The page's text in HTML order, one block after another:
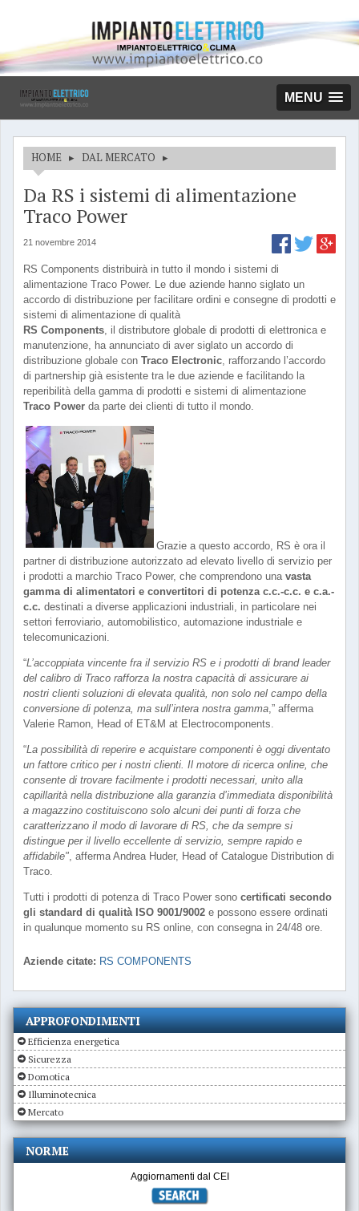
MENU
HOME ▸ DAL MERCATO ▸
Da RS i sistemi di alimentazione
Traco Power
21 novembre 2014
RS Components distribuirà in tutto il mondo i sistemi di
alimentazione Traco Power. Le due aziende hanno siglato un
accordo di distribuzione per facilitare ordini e consegne di prodotti e
sistemi di alimentazione di qualità
RS Components, il distributore globale di prodotti di elettronica e
manutenzione, ha annunciato di aver siglato un accordo di
distribuzione globale con Traco Electronic, rafforzando l’accordo
di partnership già esistente tra le due aziende e facilitando la
reperibilità della gamma di prodotti e sistemi di alimentazione
Traco Power da parte dei clienti di tutto il mondo.
Grazie a questo accordo, RS è ora il
partner di distribuzione autorizzato ad elevato livello di servizio per
i prodotti a marchio Traco Power, che comprendono una vasta
gamma di alimentatori e convertitori di potenza c.c.-c.c. e c.a.-
c.c. destinati a diverse applicazioni industriali, in particolare nei
settori ferroviario, automobilistico, automazione industriale e
telecomunicazioni.
“L’accoppiata vincente fra il servizio RS e i prodotti di brand leader
del calibro di Traco rafforza la nostra capacità di assicurare ai
nostri clienti soluzioni di elevata qualità, non solo nel campo della
conversione di potenza, ma sull’intera nostra gamma,” afferma
Valerie Ramon, Head of ET&M at Electrocomponents.
“La possibilità di reperire e acquistare componenti è oggi diventato
un fattore critico per i nostri clienti. Il motore di ricerca online, che
consente di trovare facilmente i prodotti necessari, unito alla
capillarità nella distribuzione alla garanzia d’immediata disponibilità
a magazzino costituiscono solo alcuni dei punti di forza che
caratterizzano il modo di lavorare di RS, che da sempre si
distingue per il livello eccellente di servizio, sempre rapido e
affidabile", afferma Andrea Huder, Head of Catalogue Distribution di
Traco.
Tutti i prodotti di potenza di Traco Power sono certificati secondo
gli standard di qualità ISO 9001/9002 e possono essere ordinati
in qualunque momento su RS online, con consegna in 24/48 ore.
Aziende citate: RS COMPONENTS
APPROFONDIMENTI
Efficienza energetica
Sicurezza
Domotica
Illuminotecnica
Mercato
NORME
Aggiornamenti dal CEI